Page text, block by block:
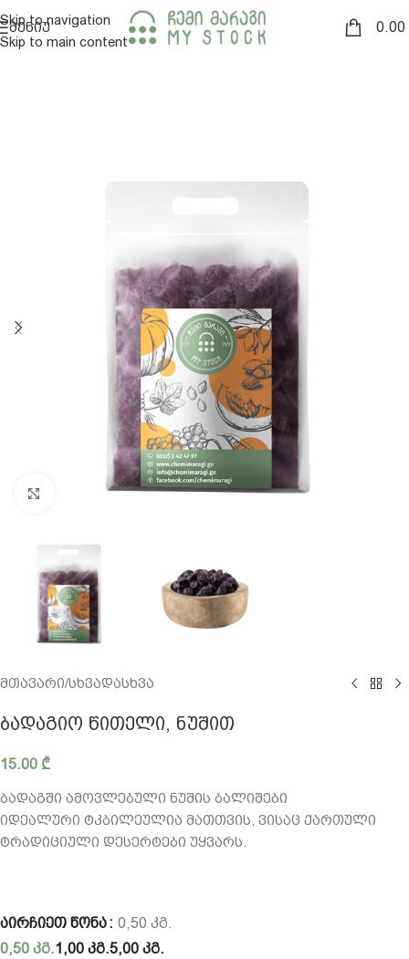
Skip to navigation
Skip to main content
ᲛᲔᲜᲘᲣ 0.00
გადიდება
მთავარი/სხვადასხვა
ᲑᲐᲓᲐᲒᲘᲝ ᲬᲘᲗᲔᲚᲘ, ᲜᲣᲨᲘᲗ
15.00 ₾
ბადაგში ამოვლებული ნუშის ბალიშები
იდეალური ტკბილეულია მათთვის, ვისაც ქართული
ტრადიციული დესერტები უყვარს.
ᲐᲘᲠᲩᲘᲔᲗ ᲬᲝᲜᲐ
0,50 ᲙᲒ.
0,50 კგ.1,00 კგ.5,00 კგ.